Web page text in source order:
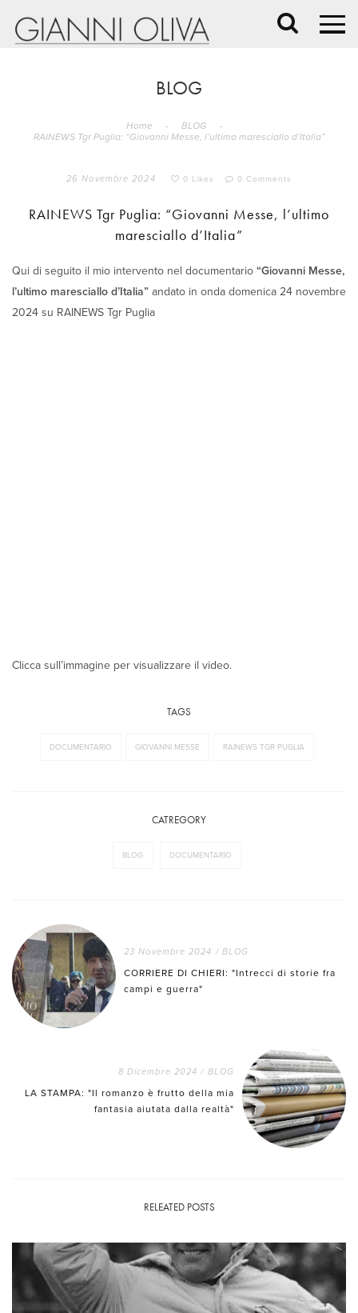
BLOG
Home - BLOG
-
RAINEWS Tgr Puglia: “Giovanni Messe, l’ultimo maresciallo d’Italia”
26 Novembre 2024 0 Likes 0 Comments
RAINEWS Tgr Puglia: “Giovanni Messe, l’ultimo
maresciallo d’Italia”
Qui di seguito il mio intervento nel documentario “Giovanni Messe,
l’ultimo maresciallo d’Italia” andato in onda domenica 24 novembre
2024 su RAINEWS Tgr Puglia
Clicca sull’immagine per visualizzare il video.
TAGS
DOCUMENTARIO GIOVANNI MESSE RAINEWS TGR PUGLIA
CATREGORY
BLOG DOCUMENTARIO
23 Novembre 2024 / BLOG
CORRIERE DI CHIERI: "Intrecci di storie fra
campi e guerra"
8 Dicembre 2024 / BLOG
LA STAMPA: "Il romanzo è frutto della mia
fantasia aiutata dalla realtà"
RELEATED POSTS